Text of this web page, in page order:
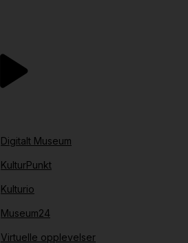
Digitalt Museum
KulturPunkt
Kulturio
Museum24
Virtuelle opplevelser